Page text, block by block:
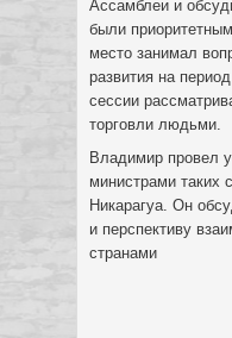
Ассамблеи и
были
место занимал
развития на
сессии
торговли людьми.
Владимир провел
министрами таких
Никарагуа. Он
и перспективу
странами